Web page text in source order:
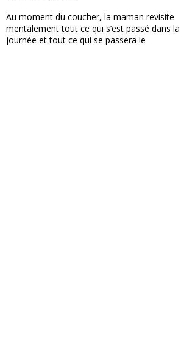
Au moment du coucher, la maman revisite
mentalement tout ce qui s’est passé dans la
journée et tout ce qui se passera le